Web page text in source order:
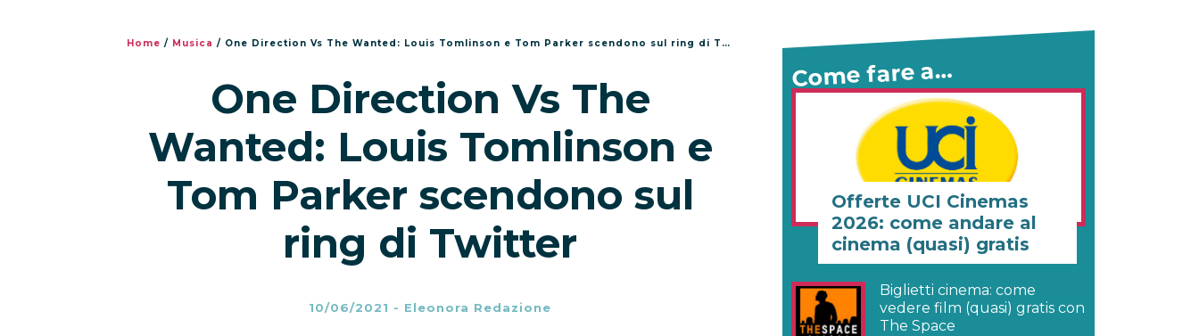
Home / Musica / One Direction Vs The Wanted: Louis Tomlinson e Tom Parker scendono sul ring di Twitter
One Direction Vs The
Wanted: Louis Tomlinson e
Tom Parker scendono sul
ring di Twitter
10/06/2021 - Eleonora Redazione
Come fare a…
Offerte UCI Cinemas
2026: come andare al
cinema (quasi) gratis
Biglietti cinema: come
vedere film (quasi) gratis con
The Space